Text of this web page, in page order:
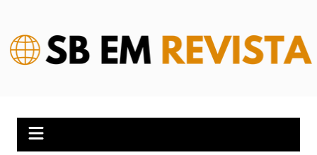
conteúdo